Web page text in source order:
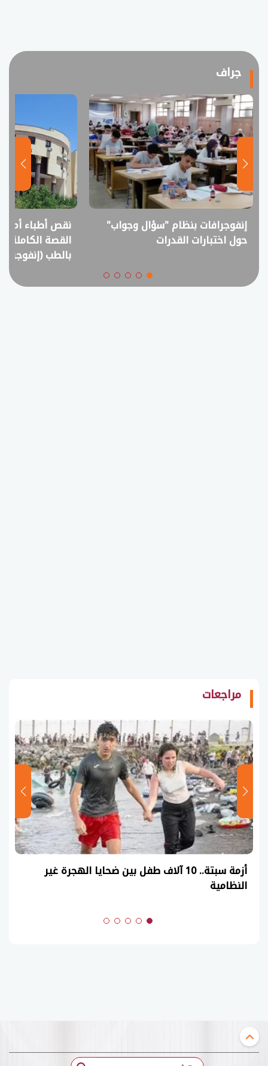
جراف
نقص أطباء أم فائض خريجين؟..
القصة الكاملة لمقترح خفض القبول
انفوجراف..
في امتحانات
مراجعات
عاجل| نموذج حل امتحان أحياء ثانوية عامة 2026
(السنوات الماضية)